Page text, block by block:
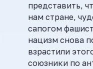
представить,
нам стране,
сапогом
нацизм снова
взрастили
союзники по